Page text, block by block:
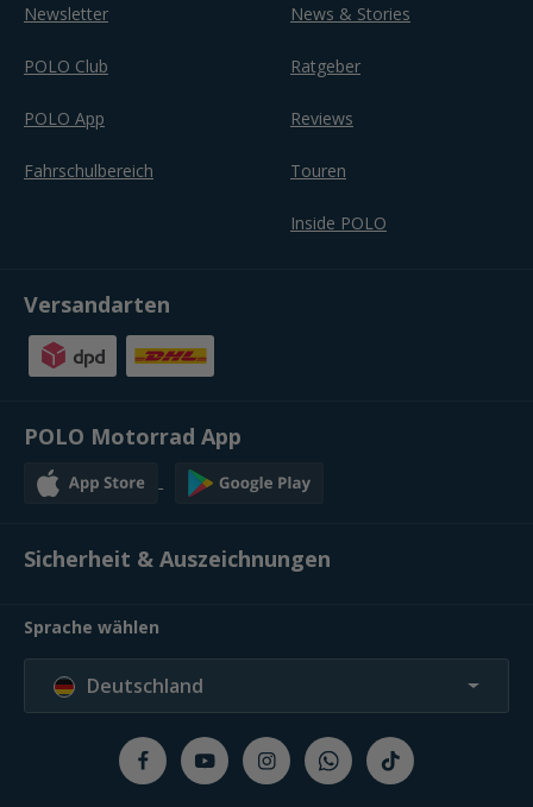
Newsletter
POLO Club
POLO App
Fahrschulbereich
News & Stories
Ratgeber
Reviews
Touren
Inside POLO
Versandarten
POLO Motorrad App
Sicherheit & Auszeichnungen
Sprache wählen
Deutschland